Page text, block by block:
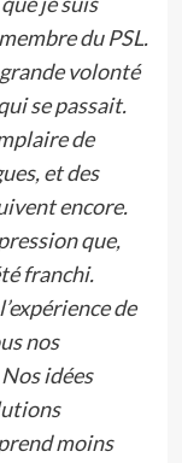
du PSL.
volonté
se passait.
de
et des
encore.
que,
franchi.
de
nos
idées
moins